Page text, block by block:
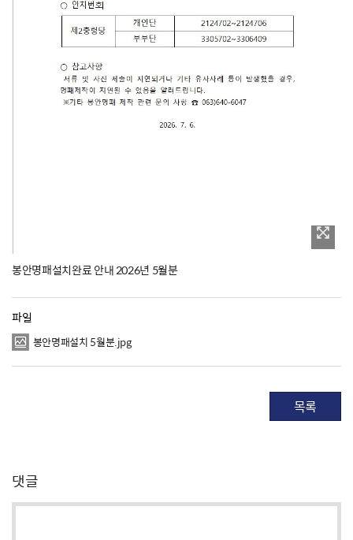
봉안명패설치완료 안내 2026년 5월분
파일
봉안명패설치 5월분.jpg
목록
댓글